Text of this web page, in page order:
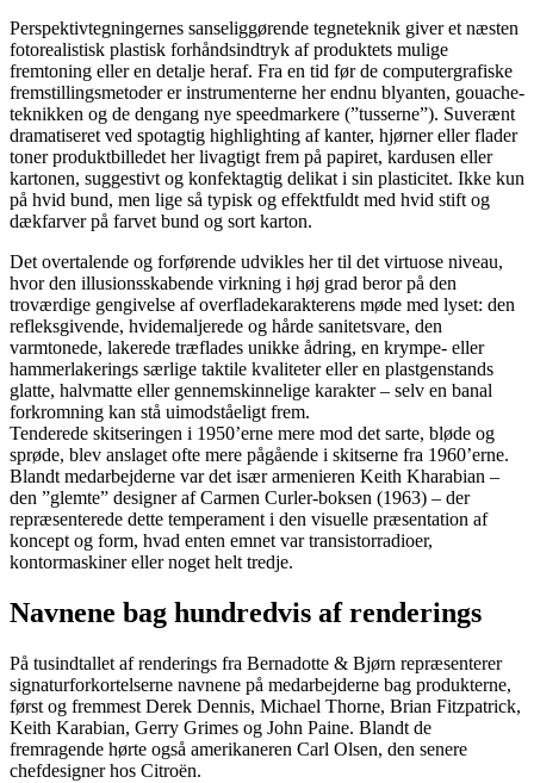
Perspektivtegningernes sanseliggørende tegneteknik giver et næsten
fotorealistisk plastisk forhåndsindtryk af produktets mulige
fremtoning eller en detalje heraf. Fra en tid før de computergrafiske
fremstillingsmetoder er instrumenterne her endnu blyanten, gouache-
teknikken og de dengang nye speedmarkere (”tusserne”). Suverænt
dramatiseret ved spotagtig highlighting af kanter, hjørner eller flader
toner produktbilledet her livagtigt frem på papiret, kardusen eller
kartonen, suggestivt og konfektagtig delikat i sin plasticitet. Ikke kun
på hvid bund, men lige så typisk og effektfuldt med hvid stift og
dækfarver på farvet bund og sort karton.
Det overtalende og forførende udvikles her til det virtuose niveau,
hvor den illusionsskabende virkning i høj grad beror på den
troværdige gengivelse af overfladekarakterens møde med lyset: den
refleksgivende, hvidemaljerede og hårde sanitetsvare, den
varmtonede, lakerede træflades unikke ådring, en krympe- eller
hammerlakerings særlige taktile kvaliteter eller en plastgenstands
glatte, halvmatte eller gennemskinnelige karakter – selv en banal
forkromning kan stå uimodståeligt frem.
Tenderede skitseringen i 1950’erne mere mod det sarte, bløde og
sprøde, blev anslaget ofte mere pågående i skitserne fra 1960’erne.
Blandt medarbejderne var det især armenieren Keith Kharabian –
den ”glemte” designer af Carmen Curler-boksen (1963) – der
repræsenterede dette temperament i den visuelle præsentation af
koncept og form, hvad enten emnet var transistorradioer,
kontormaskiner eller noget helt tredje.
Navnene bag hundredvis af renderings
På tusindtallet af renderings fra Bernadotte & Bjørn repræsenterer
signaturforkortelserne navnene på medarbejderne bag produkterne,
først og fremmest Derek Dennis, Michael Thorne, Brian Fitzpatrick,
Keith Karabian, Gerry Grimes og John Paine. Blandt de
fremragende hørte også amerikaneren Carl Olsen, den senere
chefdesigner hos Citroën.